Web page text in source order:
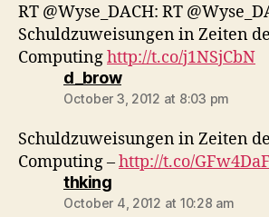
RT @Wyse_DACH: RT
Schuldzuweisungen in Zeiten
Computinghttp://t.co/j1NSjCbN
d_browsays:
October 3, 2012 at 8:03 pm
Schuldzuweisungen in Zeiten
Computing –http://t.co/
thkingsays:
October 4, 2012 at 10:28 am